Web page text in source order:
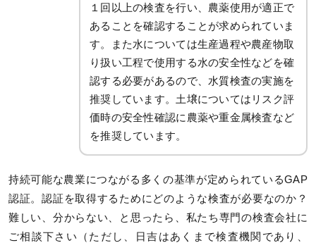
１回以上の検査を行い、農薬使用が適正で
あることを確認することが求められていま
す。また水については生産過程や農産物取
り扱い工程で使用する水の安全性などを確
認する必要があるので、水質検査の実施を
推奨しています。土壌についてはリスク評
価時の安全性確認に農薬や重金属検査など
を推奨しています。
持続可能な農業につながる多くの基準が定められているGAP
認証。認証を取得するためにどのような検査が必要なのか？
難しい、分からない、と思ったら、私たち専門の検査会社に
ご相談下さい（ただし、日吉はあくまで検査機関であり、